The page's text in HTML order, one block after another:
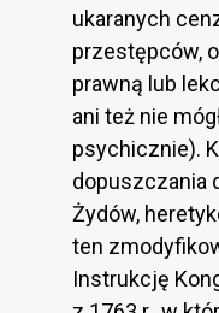
ukaranych
przestępców,
prawną lub
ani też nie
psychicznie).
dopuszczania
Żydów,
ten
Instrukcję